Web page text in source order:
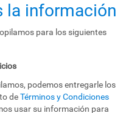
la información
para los siguientes
podemos entregarle los
deTérminos y Condiciones
usar su información para